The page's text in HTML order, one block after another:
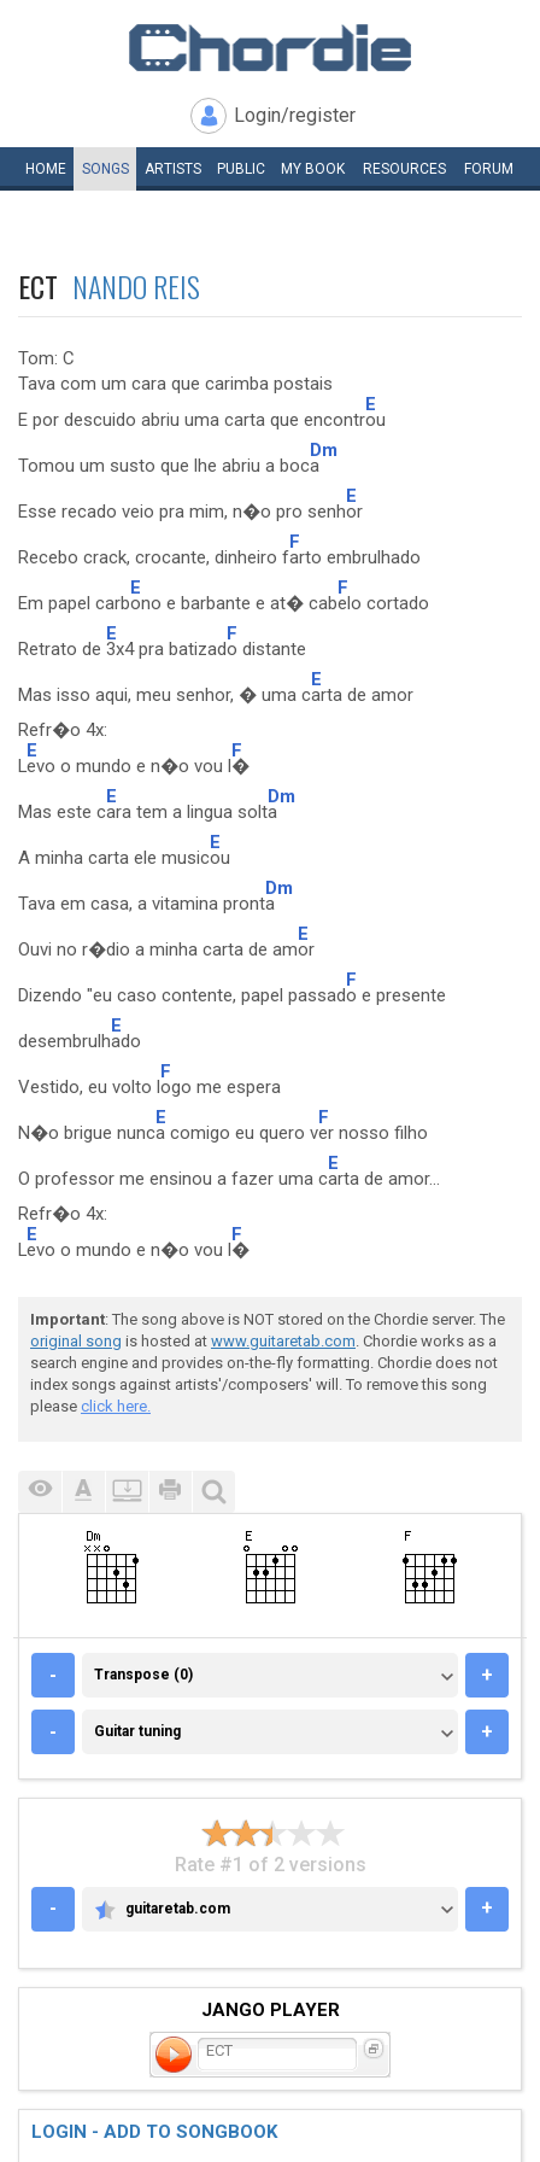
Login/register
HOME SONGS ARTISTS PUBLIC MY BOOK RESOURCES FORUM
ECT NANDO REIS
Tom: C
Tava com um cara que carimba postais
E por descuido abriu uma carta que encontr
E
ou
Tomou um susto que lhe abriu a boc
Dm
a
Esse recado veio pra mim, n�o pro senh
E
or
Recebo crack, crocante, dinheiro f
F
arto embrulhado
Em papel carb
E
ono e barbante e at� cab
F
elo cortado
Retrato de
E
3x4 pra batizad
F
o distante
Mas isso aqui, meu senhor, � uma c
E
arta de amor
Refr�o 4x:
L
E
evo o mundo e n�o vou l
F
�
Mas este c
E
ara tem a lingua solt
Dm
a
A minha carta ele music
E
ou
Tava em casa, a vitamina pront
Dm
a
Ouvi no r�dio a minha carta de am
E
or
Dizendo "eu caso contente, papel passad
F
o e presente
desembrulh
E
ado
Vestido, eu volto l
F
ogo me espera
N�o brigue nunc
E
a comigo eu quero v
F
er nosso filho
O professor me ensinou a fazer uma c
E
arta de amor...
Refr�o 4x:
L
E
evo o mundo e n�o vou l
F
�
Important: The song above is NOT stored on the Chordie server. The
original song is hosted at www.guitaretab.com. Chordie works as a
search engine and provides on-the-fly formatting. Chordie does not
index songs against artists'/composers' will. To remove this song
please click here.
- TRANSPOSE (0)
Transpose (0) +
- GUITAR TUNING
Guitar tuning +
Rate #1 of 2 versions
-
GUITARETAB.COM
guitaretab.com +
JANGO PLAYER
ECT
LOGIN - ADD TO SONGBOOK